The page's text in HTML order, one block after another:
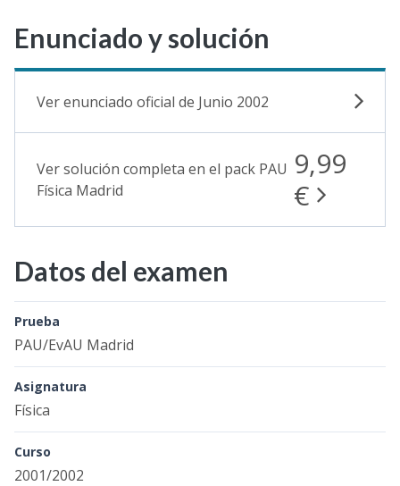
Enunciado y solución
Ver enunciado oficial de Junio 2002
Ver solución completa en el pack PAU
Física Madrid
9,99
€
Datos del examen
Prueba
PAU/EvAU Madrid
Asignatura
Física
Curso
2001/2002